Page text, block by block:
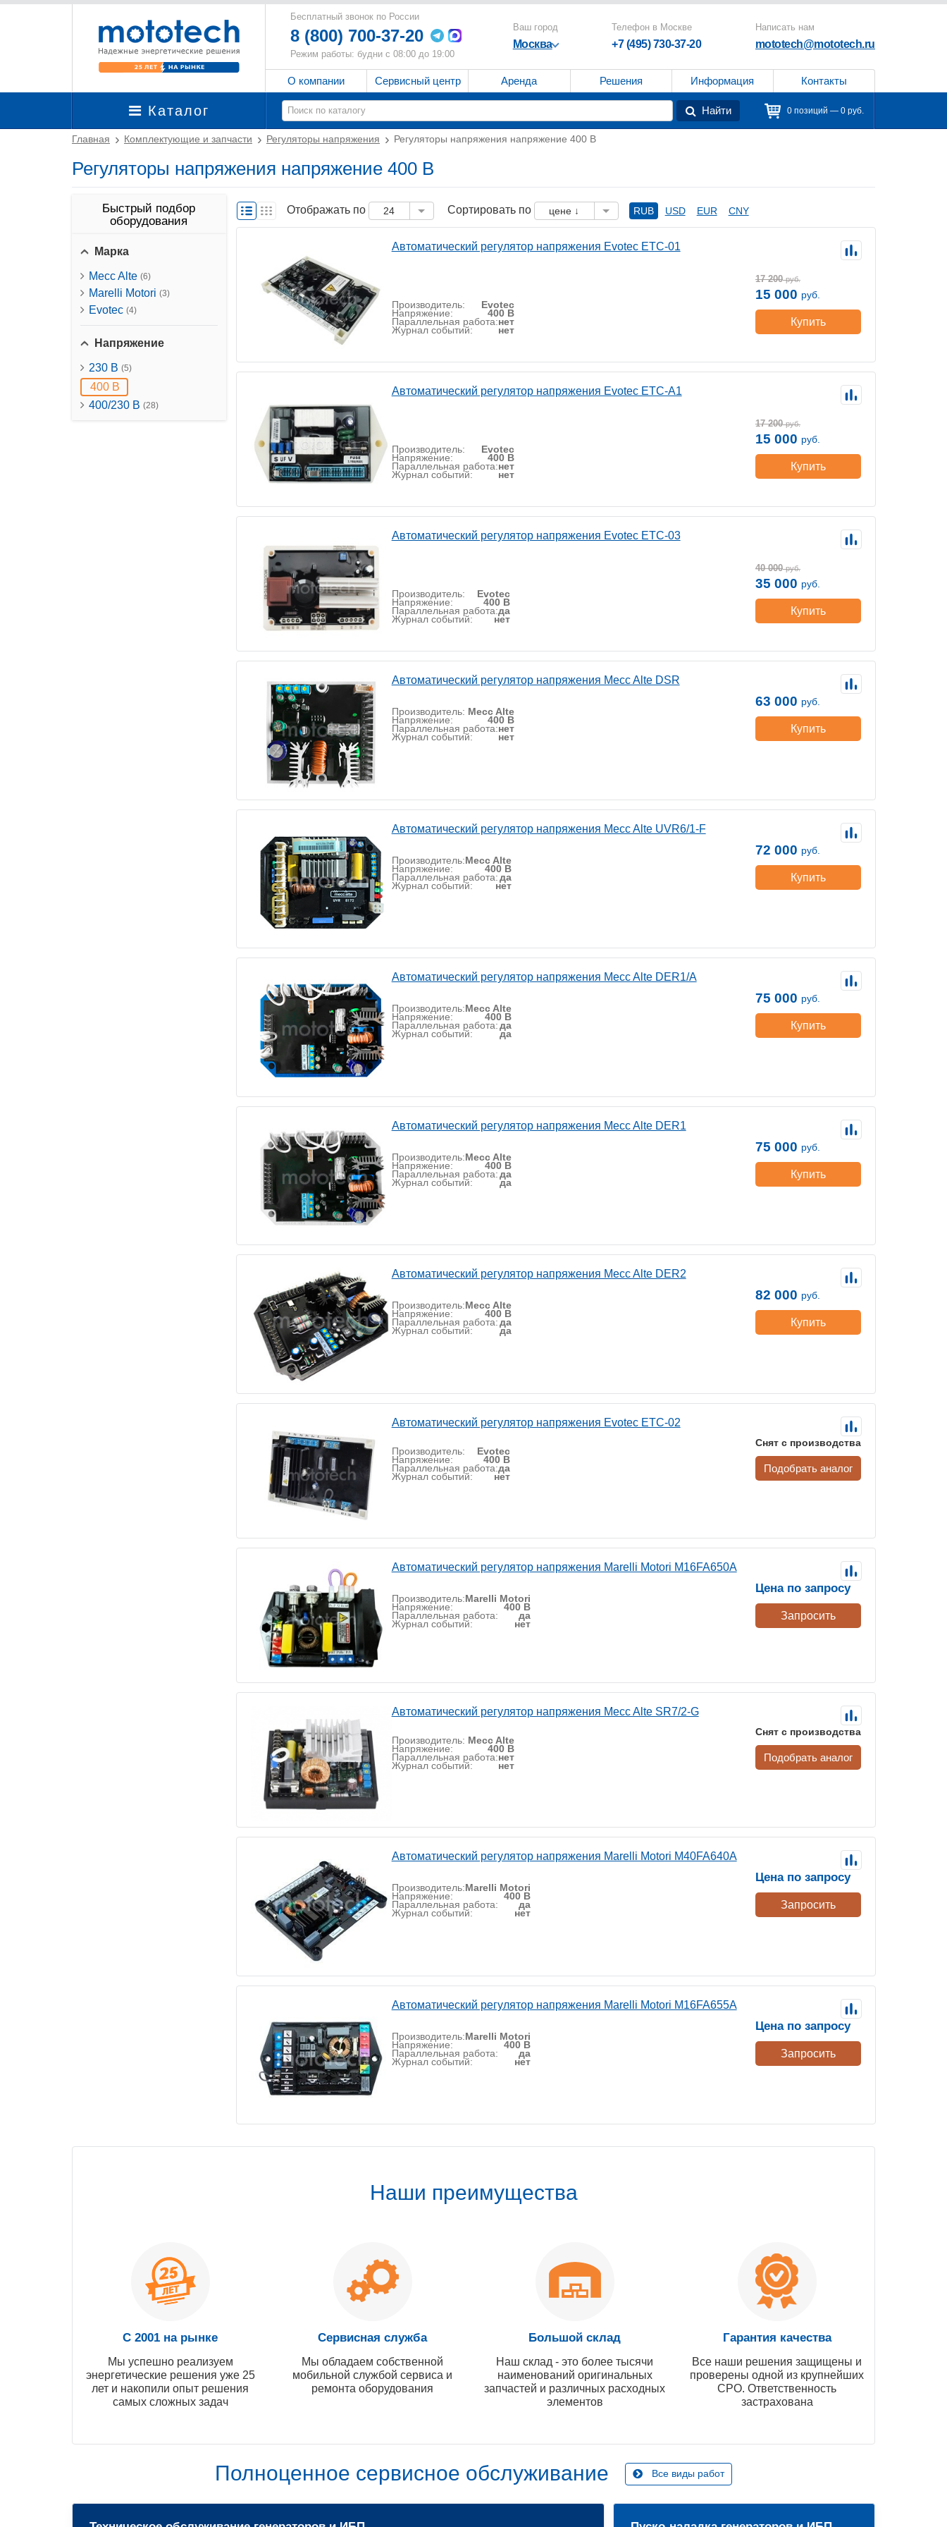
Бесплатный звонок по России
8 (800) 700-37-20
Режим работы: будни с 08:00 до 19:00
Ваш город
Москва
Телефон в Москве
+7 (495) 730-37-20
Написать нам
mototech@mototech.ru
О компании Сервисный центр Аренда Решения Информация Контакты
Каталог Найти 0 позиций — 0 руб.
Главная Комплектующие и запчасти Регуляторы напряжения Регуляторы напряжения напряжение 400 B
Регуляторы напряжения напряжение 400 B
Быстрый подбор
оборудования
Марка
Mecc Alte (6)
Marelli Motori (3)
Evotec (4)
Напряжение
230 B (5)
400 B
400/230 B (28)
Отображать по 24 Сортировать по цене ↓ RUB USD EUR CNY
Автоматический регулятор напряжения Evotec ETC-01
Производитель: Evotec
Напряжение: 400 В
Параллельная работа:нет
Журнал событий: нет
17 200 руб.
15 000 руб.
Купить
Автоматический регулятор напряжения Evotec ETC-A1
Производитель: Evotec
Напряжение: 400 В
Параллельная работа:нет
Журнал событий: нет
17 200 руб.
15 000 руб.
Купить
Автоматический регулятор напряжения Evotec ETC-03
Производитель: Evotec
Напряжение: 400 В
Параллельная работа:да
Журнал событий: нет
40 000 руб.
35 000 руб.
Купить
Автоматический регулятор напряжения Mecc Alte DSR
Производитель: Mecc Alte
Напряжение: 400 В
Параллельная работа:нет
Журнал событий: нет
63 000 руб.
Купить
Автоматический регулятор напряжения Mecc Alte UVR6/1-F
Производитель:Mecc Alte
Напряжение: 400 В
Параллельная работа:да
Журнал событий: нет
72 000 руб.
Купить
Автоматический регулятор напряжения Mecc Alte DER1/A
Производитель:Mecc Alte
Напряжение: 400 В
Параллельная работа:да
Журнал событий: да
75 000 руб.
Купить
Автоматический регулятор напряжения Mecc Alte DER1
Производитель:Mecc Alte
Напряжение: 400 В
Параллельная работа:да
Журнал событий: да
75 000 руб.
Купить
Автоматический регулятор напряжения Mecc Alte DER2
Производитель:Mecc Alte
Напряжение: 400 В
Параллельная работа:да
Журнал событий: да
82 000 руб.
Купить
Автоматический регулятор напряжения Evotec ETC-02
Производитель: Evotec
Напряжение: 400 В
Параллельная работа:да
Журнал событий: нет
Снят с производства
Подобрать аналог
Автоматический регулятор напряжения Marelli Motori M16FA650A
Производитель:Marelli Motori
Напряжение: 400 В
Параллельная работа: да
Журнал событий: нет
Цена по запросу
Запросить
Автоматический регулятор напряжения Mecc Alte SR7/2-G
Производитель: Mecc Alte
Напряжение: 400 В
Параллельная работа:нет
Журнал событий: нет
Снят с производства
Подобрать аналог
Автоматический регулятор напряжения Marelli Motori M40FA640A
Производитель:Marelli Motori
Напряжение: 400 В
Параллельная работа: да
Журнал событий: нет
Цена по запросу
Запросить
Автоматический регулятор напряжения Marelli Motori M16FA655A
Производитель:Marelli Motori
Напряжение: 400 В
Параллельная работа: да
Журнал событий: нет
Цена по запросу
Запросить
Наши преимущества
С 2001 на рынке
Мы успешно реализуем
энергетические решения уже 25
лет и накопили опыт решения
самых сложных задач
Сервисная служба
Мы обладаем собственной
мобильной службой сервиса и
ремонта оборудования
Большой склад
Наш склад - это более тысячи
наименований оригинальных
запчастей и различных расходных
элементов
Гарантия качества
Все наши решения защищены и
проверены одной из крупнейших
СРО. Ответственность
застрахована
Полноценное сервисное обслуживание Все виды работ